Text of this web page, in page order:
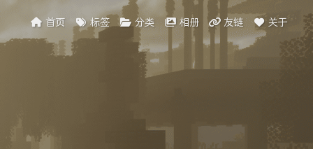
首页 标签 分类 相册 友链 关于